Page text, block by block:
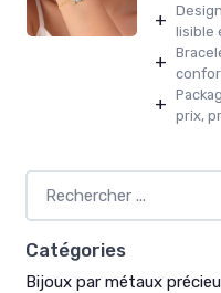
+
lisible
+
+
prix,
Catégories
Bijoux par métaux